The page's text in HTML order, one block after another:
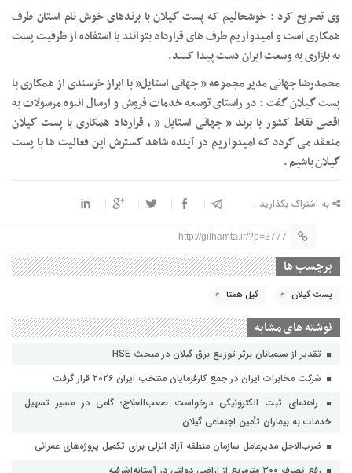
وی تصریح کرد : خوشحالیم که پست گیلان با برندهای خوش نام استان طرف
همکاری است و امیدواریم طرف های قرارداد بتوانند با استفاده از ظرفیت پست
به بازاری به وسعت ایران دست پیدا کنند.
محمدرضا جهانی مدیر مجموعه ” جهانی استایل” با ابراز خرسندی از همکاری با
پست گیلان گفت : در راستای توسعه خدمات فروش و ارسال انبوه مرسولات به
اقصی نقاط کشور با برند ” جهانی استایل ” ، قرارداد همکاری با پست گیلان
منعقد می گردد که امیدواریم در آینده شاهد گسترش این فعالیت ها با پست
گیلان باشیم .
به اشتراک بگذارید :
http://gilhamta.ir/?p=3777
برچسب ها
پست گیلان گیل همتا
نوشته های مشابه
تقدیر از سیمبانان برتر توزیع برق گیلان در مبحث HSE
شرکت مخابرات ایران در جمع کارفرمایان منتخب ایران ۲۰۲۶ قرار گرفت
راهنمای ثبت الکترونیکی درخواست صعب‌العلاج؛ گامی در مسیر تسهیل
خدمات به بیماران تأمین اجتماعی گیلان
ضرب‌الاجل مدیرعامل سازمان منطقه آزاد انزلی برای تکمیل پروژه‌های عمرانی